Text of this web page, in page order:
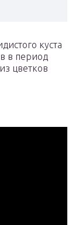
куста
в период
цветков